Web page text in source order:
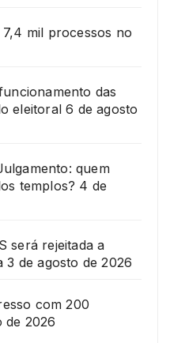
mil processos no
das
eleitoral 6 de agosto
quem
templos? 4 de
será rejeitada a
3 de agosto de 2026
com 200
de 2026